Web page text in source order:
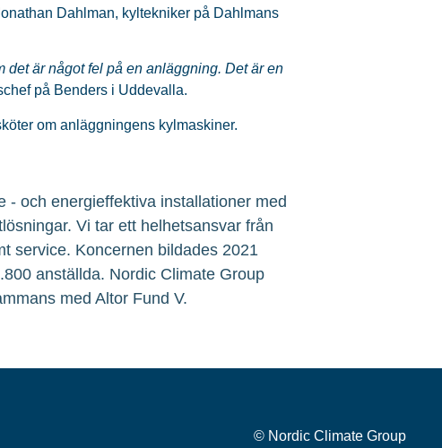
Dahlman, kyltekniker på Dahlmans
det är något fel på en anläggning. Det är en
på Benders i Uddevalla.
om anläggningens kylmaskiner.
- och energieffektiva installationer med
Vi tar ett helhetsansvar från
service. Koncernen bildades 2021
anställda. Nordic Climate Group
med Altor Fund V.
© Nordic Climate Group